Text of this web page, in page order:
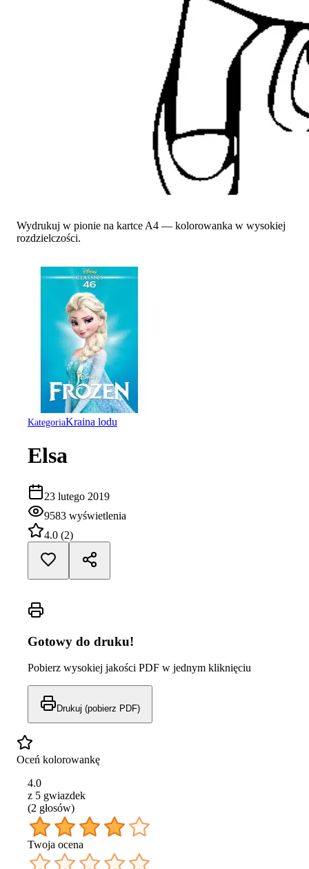
Wydrukuj w pionie na kartce A4 — kolorowanka w wysokiej
rozdzielczości.
KategoriaKraina lodu
Elsa
23 lutego 2019
9583 wyświetlenia
4.0 (2)
Gotowy do druku!
Pobierz wysokiej jakości PDF w jednym kliknięciu
Drukuj (pobierz PDF)
Oceń kolorowankę
4.0
z 5 gwiazdek
(2 głosów)
Twoja ocena